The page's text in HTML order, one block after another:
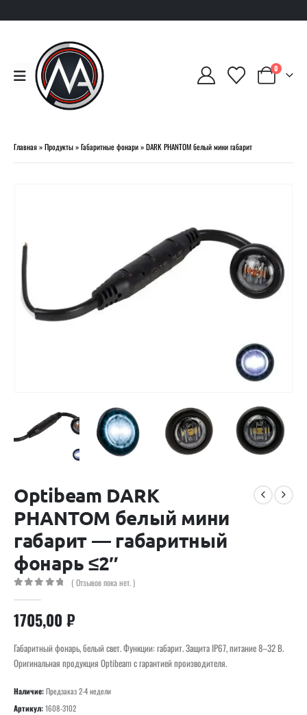
0
Главная»Продукты»Габаритные фонари»DARK PHANTOM белый мини габарит
Optibeam DARK
PHANTOM белый мини
габарит — габаритный
фонарь ≤2″
( Отзывов пока нет. )
1705,00 ₽
Габаритный фонарь, белый свет. Функции: габарит. Защита IP67, питание 8–32 В.
Оригинальная продукция Optibeam с гарантией производителя.
Наличие:Предзаказ 2-4 недели
Артикул:1608-3102